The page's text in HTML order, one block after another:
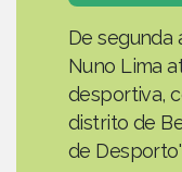
De segunda
Nuno Lima
desportiva,
distrito de
de Desporto'